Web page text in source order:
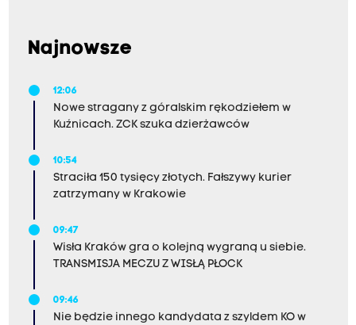
Najnowsze
12:06
Nowe stragany z góralskim rękodziełem w
Kuźnicach. ZCK szuka dzierżawców
10:54
Straciła 150 tysięcy złotych. Fałszywy kurier
zatrzymany w Krakowie
09:47
Wisła Kraków gra o kolejną wygraną u siebie.
TRANSMISJA MECZU Z WISŁĄ PŁOCK
09:46
Nie będzie innego kandydata z szyldem KO w